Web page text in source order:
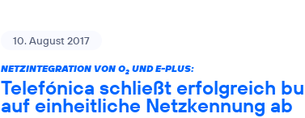
10. August 2017
NETZINTEGRATION VON O2 UND E-PLUS:
Telefónica schließt erfolgreich
auf einheitliche Netzkennung ab